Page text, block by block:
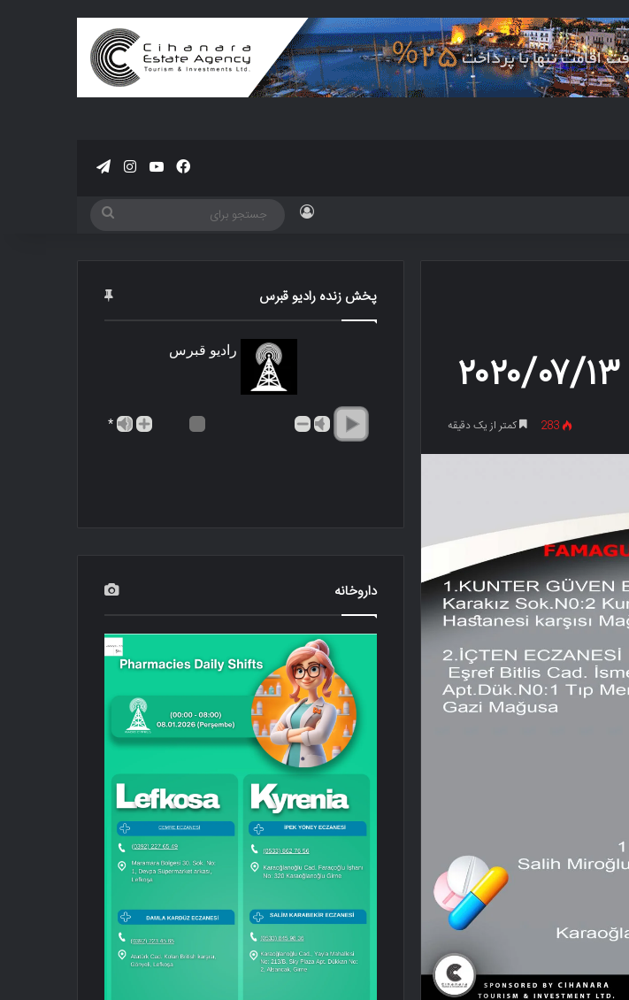
فیسبوکیوتیوباینستاگرام
تلگرام
ورود
جستجو
283 کمتر از یک دقیقه
پخش زنده رادیو قبرس
رادیو قبرس
*
داروخانه